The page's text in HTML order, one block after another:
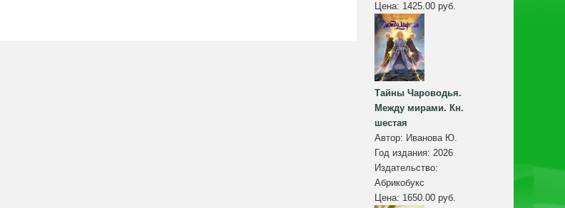
Цена: 1425.00 руб.
Тайны Чароводья.
Между мирами. Кн.
шестая
Автор: Иванова Ю.
Год издания: 2026
Издательство:
Абрикобукс
Цена: 1650.00 руб.